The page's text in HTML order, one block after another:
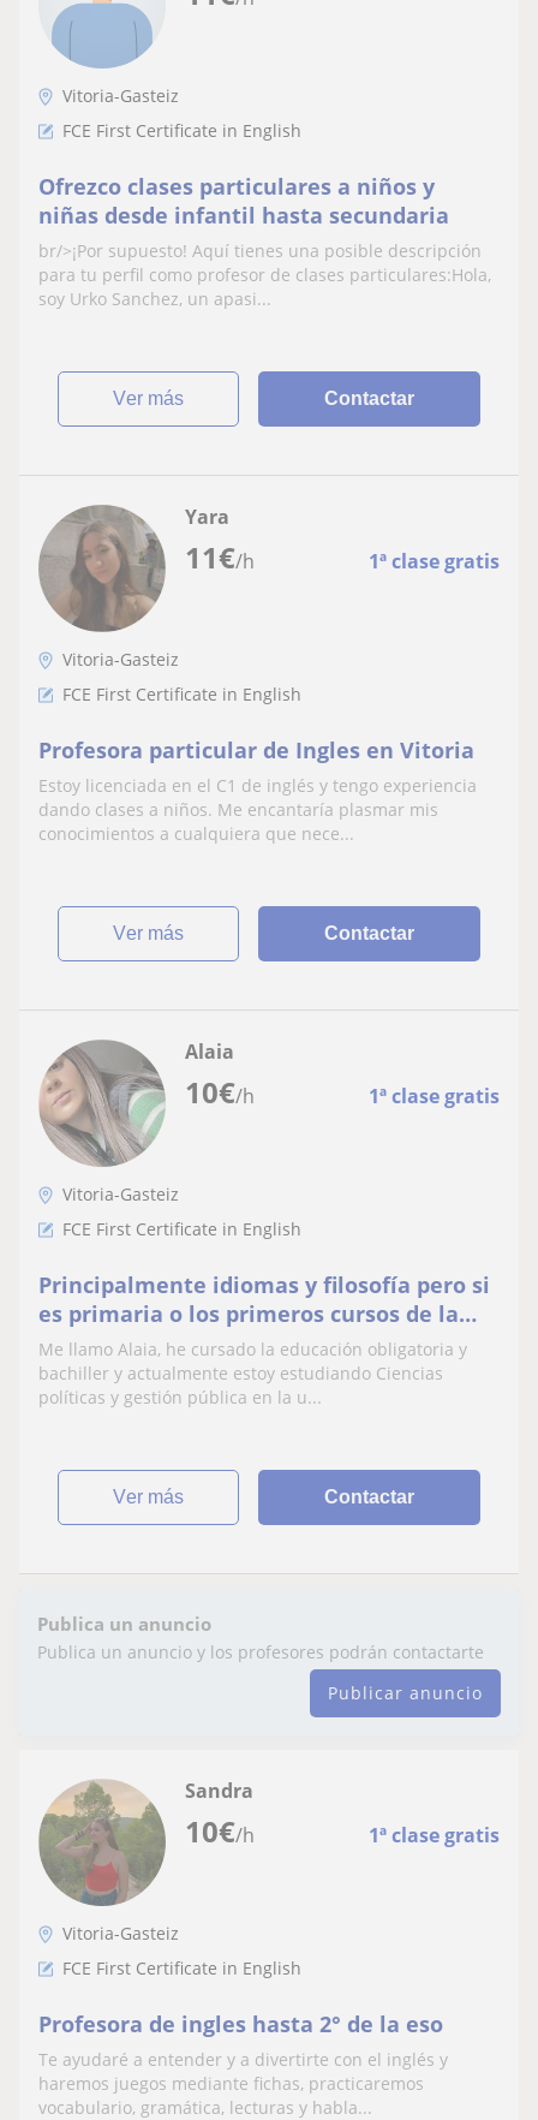
Vitoria-Gasteiz
FCE First Certificate in English
Ofrezco clases particulares a niños y
niñas desde infantil hasta secundaria
br/>¡Por supuesto! Aquí tienes una posible descripción
para tu perfil como profesor de clases particulares:Hola,
soy Urko Sanchez, un apasi...
ver más Contactar
11€/h 1ª clase gratis
Yara
Vitoria-Gasteiz
FCE First Certificate in English
Profesora particular de Ingles en Vitoria
Estoy licenciada en el C1 de inglés y tengo experiencia
dando clases a niños. Me encantaría plasmar mis
conocimientos a cualquiera que nece...
ver más Contactar
10€/h 1ª clase gratis
Alaia
Vitoria-Gasteiz
FCE First Certificate in English
Principalmente idiomas y filosofía pero si
es primaria o los primeros cursos de la
ESO podría ser cualquier materia
Me llamo Alaia, he cursado la educación obligatoria y
bachiller y actualmente estoy estudiando Ciencias
políticas y gestión pública en la u...
ver más Contactar
Publica un anuncio
Publica un anuncio y los profesores podrán contactarte
Publicar anuncio
10€/h 1ª clase gratis
Sandra
Vitoria-Gasteiz
FCE First Certificate in English
Profesora de ingles hasta 2° de la eso
Te ayudaré a entender y a divertirte con el inglés y
haremos juegos mediante fichas, practicaremos
vocabulario, gramática, lecturas y habla...